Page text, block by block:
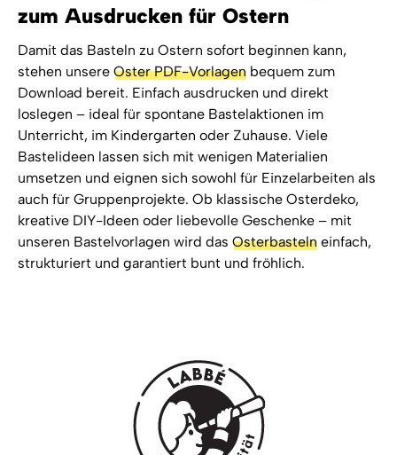
zum Ausdrucken für Ostern
Damit das Basteln zu Ostern sofort beginnen kann,
stehen unsere Oster PDF-Vorlagen bequem zum
Download bereit. Einfach ausdrucken und direkt
loslegen – ideal für spontane Bastelaktionen im
Unterricht, im Kindergarten oder Zuhause. Viele
Bastelideen lassen sich mit wenigen Materialien
umsetzen und eignen sich sowohl für Einzelarbeiten als
auch für Gruppenprojekte. Ob klassische Osterdeko,
kreative DIY-Ideen oder liebevolle Geschenke – mit
unseren Bastelvorlagen wird das Osterbasteln einfach,
strukturiert und garantiert bunt und fröhlich.